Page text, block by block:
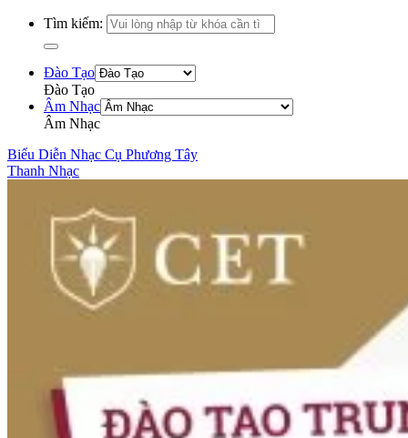
Tìm kiếm:
Đào Tạo
Đào Tạo
Âm Nhạc
Âm Nhạc
Biểu Diễn Nhạc Cụ Phương Tây
Thanh Nhạc